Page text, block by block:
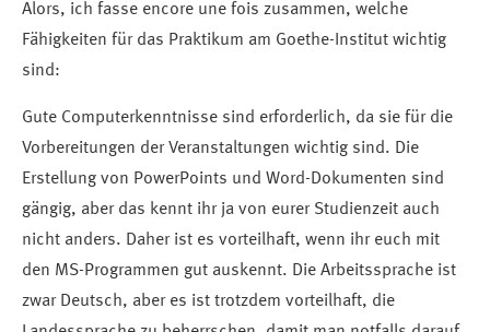
Alors, ich fasse encore une fois zusammen, welche
Fähigkeiten für das Praktikum am Goethe-Institut wichtig
sind:
Gute Computerkenntnisse sind erforderlich, da sie für die
Vorbereitungen der Veranstaltungen wichtig sind. Die
Erstellung von PowerPoints und Word-Dokumenten sind
gängig, aber das kennt ihr ja von eurer Studienzeit auch
nicht anders. Daher ist es vorteilhaft, wenn ihr euch mit
den MS-Programmen gut auskennt. Die Arbeitssprache ist
zwar Deutsch, aber es ist trotzdem vorteilhaft, die